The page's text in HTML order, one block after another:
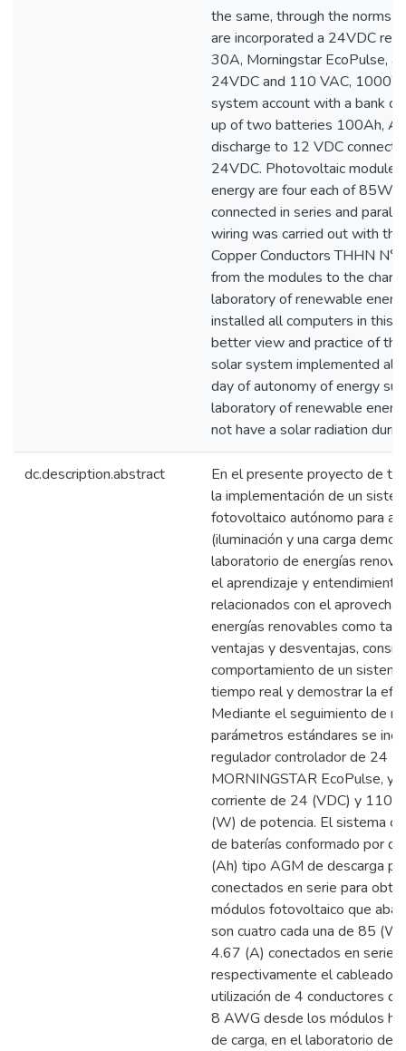
the same, through the norms
are incorporated a 24VDC
30A, Morningstar EcoPulse,
24VDC and 110 VAC,
system account with a bank
up of two batteries 100Ah,
discharge to 12 VDC
24VDC. Photovoltaic
energy are four each of 85W,
connected in series and
wiring was carried out with
Copper Conductors THHN
from the modules to the
laboratory of renewable
installed all computers in this
better view and practice of
solar system implemented
day of autonomy of energy
laboratory of renewable
not have a solar radiation
dc.description.abstract
En el presente proyecto de
la implementación de un
fotovoltaico autónomo para
(iluminación y una carga
laboratorio de energías
el aprendizaje y
relacionados con el
energías renovables como
ventajas y desventajas,
comportamiento de un
tiempo real y demostrar la
Mediante el seguimiento de
parámetros estándares se
regulador controlador de 24
MORNINGSTAR EcoPulse, y
corriente de 24 (VDC) y 110
(W) de potencia. El sistema
de baterías conformado por
(Ah) tipo AGM de descarga
conectados en serie para
módulos fotovoltaico que
son cuatro cada una de 85
4.67 (A) conectados en serie
respectivamente el cableado
utilización de 4 conductores
8 AWG desde los módulos
de carga, en el laboratorio de